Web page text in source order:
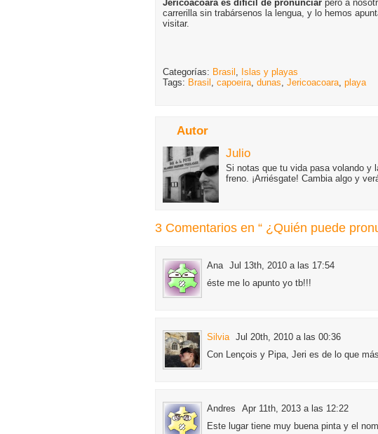
Jericoacoara es difícil de pronunciar pero a
carrerilla sin trabársenos la lengua, y lo hemos
visitar.
Categorías: Brasil , Islas y playas
Tags: Brasil , capoeira, dunas, Jericoacoara, playa
Autor
Julio
Si notas que tu vida pasa volando y
freno. ¡Arriésgate! Cambia algo y
3 Comentarios en “ ¿Quién puede
Ana Jul 13th, 2010 a las 17:54
éste me lo apunto yo tb!!!
Silvia Jul 20th, 2010 a las 00:36
Con Lençois y Pipa, Jeri es de lo que
Andres
Apr 11th, 2013 a las 12:22
Este lugar tiene muy buena pinta y el